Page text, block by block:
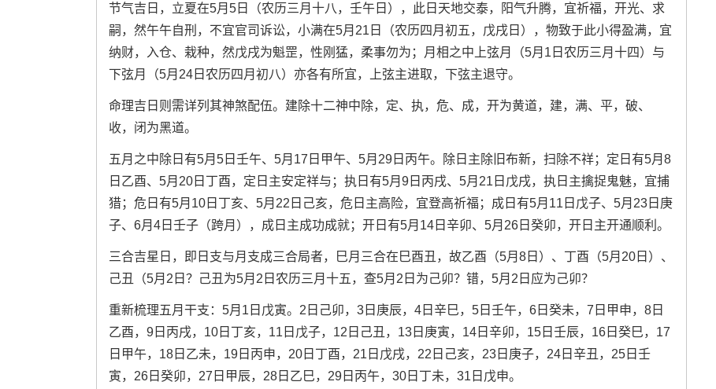
节气吉日，立夏在5月5日（农历三月十八，壬午日），此日天地交泰，阳气升腾，宜祈福，开光、求
嗣，然午午自刑，不宜官司诉讼，小满在5月21日（农历四月初五，戊戌日），物致于此小得盈满，宜
纳财，入仓、栽种，然戊戌为魁罡，性刚猛，柔事勿为；月相之中上弦月（5月1日农历三月十四）与
下弦月（5月24日农历四月初八）亦各有所宜，上弦主进取，下弦主退守。
命理吉日则需详列其神煞配伍。建除十二神中除，定、执，危、成，开为黄道，建，满、平，破、
收，闭为黑道。
五月之中除日有5月5日壬午、5月17日甲午、5月29日丙午。除日主除旧布新，扫除不祥；定日有5月8
日乙酉、5月20日丁酉，定日主安定祥与；执日有5月9日丙戌、5月21日戊戌，执日主擒捉鬼魅，宜捕
猎；危日有5月10日丁亥、5月22日己亥，危日主高险，宜登高祈福；成日有5月11日戊子、5月23日庚
子、6月4日壬子（跨月），成日主成功成就；开日有5月14日辛卯、5月26日癸卯，开日主开通顺利。
三合吉星日，即日支与月支成三合局者，巳月三合在巳酉丑，故乙酉（5月8日）、丁酉（5月20日）、
己丑（5月2日？己丑为5月2日农历三月十五，查5月2日为己卯？错，5月2日应为己卯？
重新梳理五月干支：5月1日戊寅。2日己卯，3日庚辰，4日辛巳，5日壬午，6日癸未，7日甲申，8日
乙酉，9日丙戌，10日丁亥，11日戊子，12日己丑，13日庚寅，14日辛卯，15日壬辰，16日癸巳，17
日甲午，18日乙未，19日丙申，20日丁酉，21日戊戌，22日己亥，23日庚子，24日辛丑，25日壬
寅，26日癸卯，27日甲辰，28日乙巳，29日丙午，30日丁未，31日戊申。